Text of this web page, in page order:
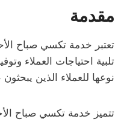
مقدمة
تعتبر خدمة تكسي صباح
تلبية احتياجات العملاء
نوعها للعملاء الذين
تتميز خدمة تكسي صباح